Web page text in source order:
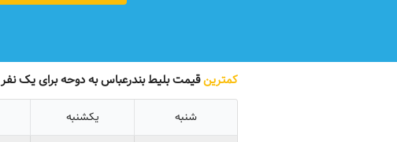
کمترینقیمت بلیط بندرعباس به دوحه برای یک نفر
شنبه یکشنبه